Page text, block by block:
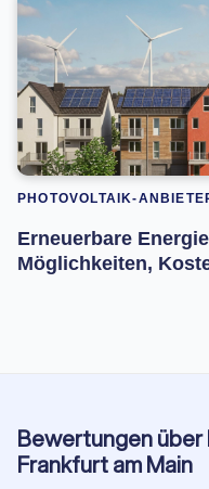
PHOTOVOLTAIK-
Erneuerbare
Möglichkeiten,
Bewertungen
Frankfurt am Main